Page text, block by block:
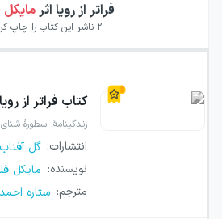
فراتر از رویا اثر
2 ناشر این کتاب را چاپ
کتاب فراتر از رویا
زندگینامهٔ اسطورهٔ
انتشارات: گل آفتاب
نویسنده: مایکل
مترجم: ستاره